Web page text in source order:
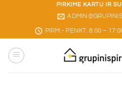
PIRKIME KARTU IR
PIRM.- PENKT. 8:00 –